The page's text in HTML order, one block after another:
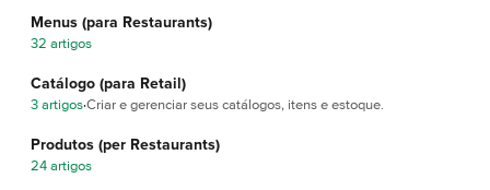
Menus (para Restaurants)
32 artigos
Catálogo (para Retail)
3 artigos·Criar e gerenciar seus catálogos, itens e estoque.
Produtos (per Restaurants)
24 artigos